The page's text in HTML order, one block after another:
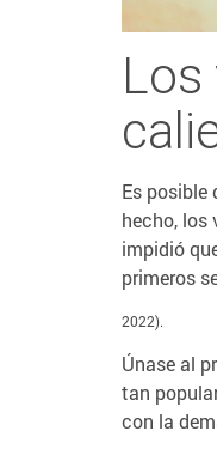
Es posible
hecho, los
impidió
primeros
2022).
Únase al
tan
con la